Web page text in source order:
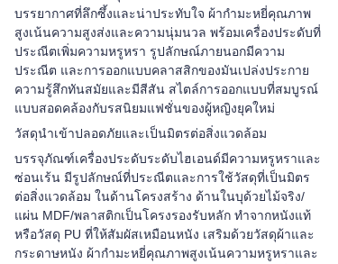
บรรยากาศที่ลึกซึ้งและน่าประทับใจ ผ้ากำมะหยี่คุณภาพ
สูงเน้นความสูงส่งและความนุ่มนวล พร้อมเครื่องประดับที่
ประณีตเพิ่มความหรูหรา รูปลักษณ์ภายนอกมีความ
ประณีต และการออกแบบคลาสสิกของมันเปล่งประกาย
ความรู้สึกทันสมัยและมีสีสัน สไตล์การออกแบบที่สมบูรณ์
แบบสอดคล้องกับรสนิยมแฟชั่นของผู้หญิงยุคใหม่
วัสดุนำเข้าปลอดภัยและเป็นมิตรต่อสิ่งแวดล้อม
บรรจุภัณฑ์เครื่องประดับระดับไฮเอนด์มีความหรูหราและ
ซ่อนเร้น มีรูปลักษณ์ที่ประณีตและการใช้วัสดุที่เป็นมิตร
ต่อสิ่งแวดล้อม ในด้านโครงสร้าง ด้านในบุด้วยไม้จริง/
แผ่น MDF/พลาสติกเป็นโครงรองรับหลัก ทำจากหนังแท้
หรือวัสดุ PU ที่ให้สัมผัสเหมือนหนัง เสริมด้วยวัสดุผ้าและ
กระดาษหนัง ผ้ากำมะหยี่คุณภาพสูงเน้นความหรูหราและ